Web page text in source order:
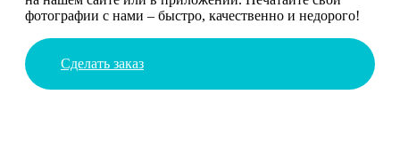
фотографии с нами – быстро, качественно и недорого!
Сделать заказ